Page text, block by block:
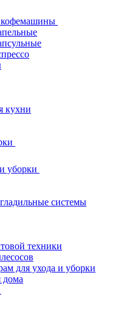
кухни
уборки
системы
техники
для ухода и уборки
дома